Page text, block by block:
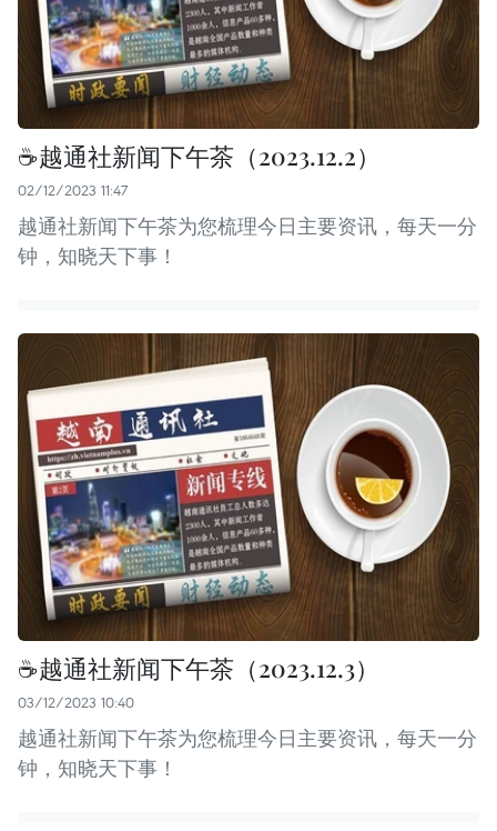
☕️越通社新闻下午茶（2023.12.2）
02/12/2023 11:47
越通社新闻下午茶为您梳理今日主要资讯，每天一分
钟，知晓天下事！
☕️越通社新闻下午茶（2023.12.3）
03/12/2023 10:40
越通社新闻下午茶为您梳理今日主要资讯，每天一分
钟，知晓天下事！